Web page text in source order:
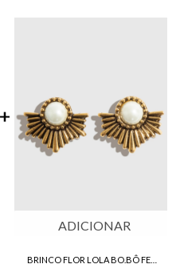
M G GG
ADICIONAR